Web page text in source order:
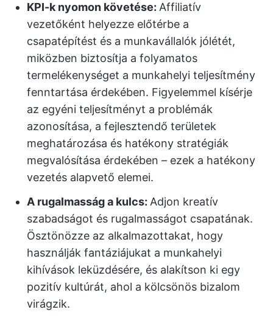
KPI-k nyomon követése: Affiliatív
vezetőként helyezze előtérbe a
csapatépítést és a munkavállalók jólétét,
miközben biztosítja a folyamatos
termelékenységet a munkahelyi teljesítmény
fenntartása érdekében. Figyelemmel kísérje
az egyéni teljesítményt a problémák
azonosítása, a fejlesztendő területek
meghatározása és hatékony stratégiák
megvalósítása érdekében – ezek a hatékony
vezetés alapvető elemei.
A rugalmasság a kulcs: Adjon kreatív
szabadságot és rugalmasságot csapatának.
Ösztönözze az alkalmazottakat, hogy
használják fantáziájukat a munkahelyi
kihívások leküzdésére, és alakítson ki egy
pozitív kultúrát, ahol a kölcsönös bizalom
virágzik.